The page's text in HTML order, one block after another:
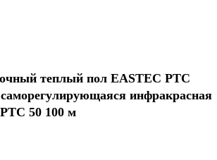
теплый пол EASTEC PTC
инфракрасная
50 100 м